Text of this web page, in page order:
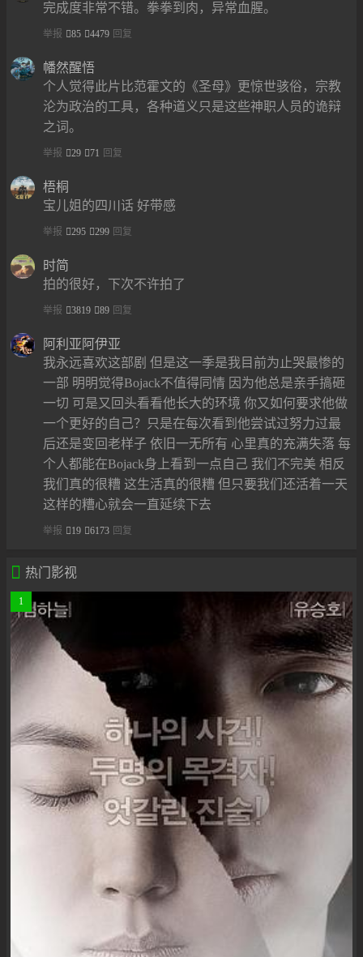
完成度非常不错。拳拳到肉，异常血腥。
举报 85 4479 回复
幡然醒悟
个人觉得此片比范霍文的《圣母》更惊世骇俗，宗教
沦为政治的工具，各种道义只是这些神职人员的诡辩
之词。
举报 29 71 回复
梧桐
宝儿姐的四川话 好带感
举报 295 299 回复
时简
拍的很好，下次不许拍了
举报 3819 89 回复
阿利亚阿伊亚
我永远喜欢这部剧 但是这一季是我目前为止哭最惨的
一部 明明觉得Bojack不值得同情 因为他总是亲手搞砸
一切 可是又回头看看他长大的环境 你又如何要求他做
一个更好的自己？只是在每次看到他尝试过努力过最
后还是变回老样子 依旧一无所有 心里真的充满失落 每
个人都能在Bojack身上看到一点自己 我们不完美 相反
我们真的很糟 这生活真的很糟 但只要我们还活着一天
这样的糟心就会一直延续下去
举报 19 6173 回复
 热门影视
1